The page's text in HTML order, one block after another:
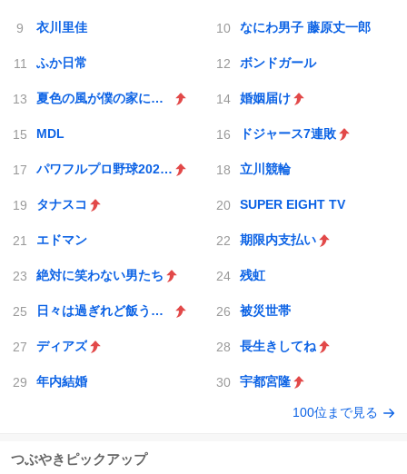
衣川里佳 なにわ男子 藤原丈一郎
ふか日常 ボンドガール
夏色の風が僕の家にやってきた 婚姻届け
MDL ドジャース7連敗
パワフルプロ野球2026-2027 立川競輪
タナスコ SUPER EIGHT TV
エドマン 期限内支払い
絶対に笑わない男たち 残虹
日々は過ぎれど飯うまし 被災世帯
ディアズ 長生きしてね
年内結婚 宇都宮隆
100位まで見る
つぶやきピックアップ